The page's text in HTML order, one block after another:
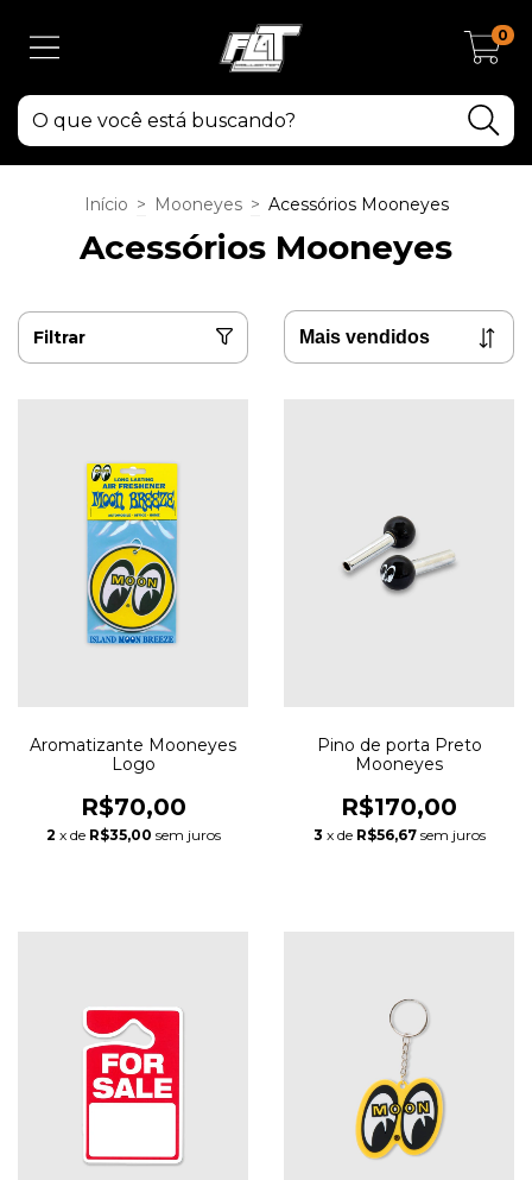
0
Início > Mooneyes > Acessórios Mooneyes
Acessórios Mooneyes
Filtrar
Aromatizante Mooneyes
Logo
R$70,00
2 x de R$35,00 sem juros
Pino de porta Preto
Mooneyes
R$170,00
3 x de R$56,67 sem juros